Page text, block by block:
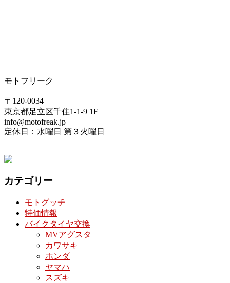
モトフリーク
〒120-0034
東京都足立区千住1-1-9 1F
info@motofreak.jp
定休日：水曜日 第３火曜日
カテゴリー
モトグッチ
特価情報
バイクタイヤ交換
MVアグスタ
カワサキ
ホンダ
ヤマハ
スズキ